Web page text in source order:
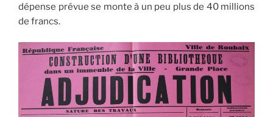
dépense prévue se monte à un peu plus de 40 millions
de francs.